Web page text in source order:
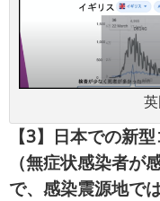
【3】日本での新
（無症状感染者が
で、感染震源地で